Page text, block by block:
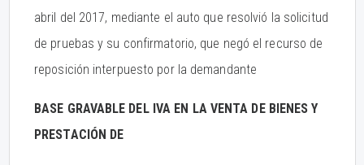
abril del 2017, mediante el auto que resolvió la solicitud
de pruebas y su confirmatorio, que negó el recurso de
reposición interpuesto por la demandante
BASE GRAVABLE DEL IVA EN LA VENTA DE BIENES Y
PRESTACIÓN DE